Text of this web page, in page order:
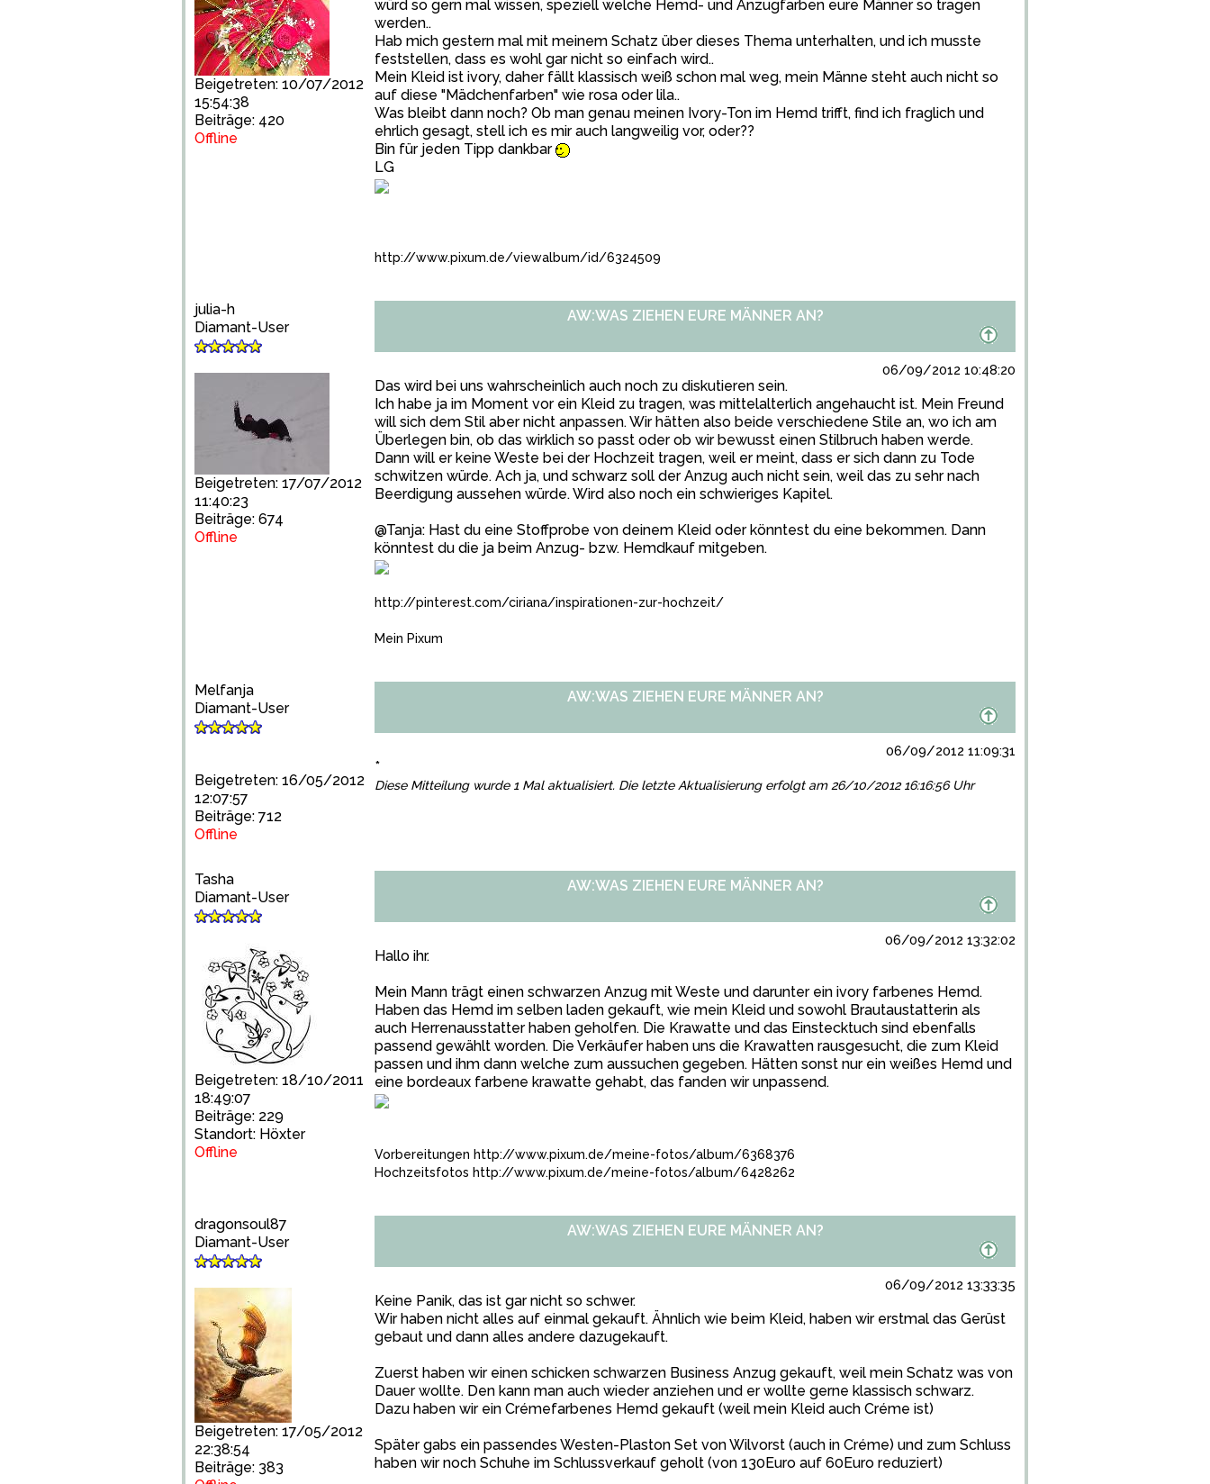
Beigetreten: 10/07/2012
15:54:38
Beiträge: 420
Offline
würd so gern mal wissen, speziell welche Hemd- und Anzugfarben eure Männer so tragen
werden..
Hab mich gestern mal mit meinem Schatz über dieses Thema unterhalten, und ich musste
feststellen, dass es wohl gar nicht so einfach wird..
Mein Kleid ist ivory, daher fällt klassisch weiß schon mal weg, mein Männe steht auch nicht so
auf diese "Mädchenfarben" wie rosa oder lila..
Was bleibt dann noch? Ob man genau meinen Ivory-Ton im Hemd trifft, find ich fraglich und
ehrlich gesagt, stell ich es mir auch langweilig vor, oder??
Bin für jeden Tipp dankbar
LG
http://www.pixum.de/viewalbum/id/6324509
julia-h
Diamant-User
Beigetreten: 17/07/2012
11:40:23
Beiträge: 674
Offline
AW:WAS ZIEHEN EURE MÄNNER AN?
06/09/2012 10:48:20
Das wird bei uns wahrscheinlich auch noch zu diskutieren sein.
Ich habe ja im Moment vor ein Kleid zu tragen, was mittelalterlich angehaucht ist. Mein Freund
will sich dem Stil aber nicht anpassen. Wir hätten also beide verschiedene Stile an, wo ich am
Überlegen bin, ob das wirklich so passt oder ob wir bewusst einen Stilbruch haben werde.
Dann will er keine Weste bei der Hochzeit tragen, weil er meint, dass er sich dann zu Tode
schwitzen würde. Ach ja, und schwarz soll der Anzug auch nicht sein, weil das zu sehr nach
Beerdigung aussehen würde. Wird also noch ein schwieriges Kapitel.
@Tanja: Hast du eine Stoffprobe von deinem Kleid oder könntest du eine bekommen. Dann
könntest du die ja beim Anzug- bzw. Hemdkauf mitgeben.
http://pinterest.com/ciriana/inspirationen-zur-hochzeit/
Mein Pixum
Melfanja
Diamant-User
Beigetreten: 16/05/2012
12:07:57
Beiträge: 712
Offline
AW:WAS ZIEHEN EURE MÄNNER AN?
06/09/2012 11:09:31
*
Diese Mitteilung wurde 1 Mal aktualisiert. Die letzte Aktualisierung erfolgt am 26/10/2012 16:16:56 Uhr
Tasha
Diamant-User
Beigetreten: 18/10/2011
18:49:07
Beiträge: 229
Standort: Höxter
Offline
AW:WAS ZIEHEN EURE MÄNNER AN?
06/09/2012 13:32:02
Hallo ihr.
Mein Mann trägt einen schwarzen Anzug mit Weste und darunter ein ivory farbenes Hemd.
Haben das Hemd im selben laden gekauft, wie mein Kleid und sowohl Brautaustatterin als
auch Herrenausstatter haben geholfen. Die Krawatte und das Einstecktuch sind ebenfalls
passend gewählt worden. Die Verkäufer haben uns die Krawatten rausgesucht, die zum Kleid
passen und ihm dann welche zum aussuchen gegeben. Hätten sonst nur ein weißes Hemd und
eine bordeaux farbene krawatte gehabt, das fanden wir unpassend.
Vorbereitungen http://www.pixum.de/meine-fotos/album/6368376
Hochzeitsfotos http://www.pixum.de/meine-fotos/album/6428262
dragonsoul87
Diamant-User
Beigetreten: 17/05/2012
22:38:54
Beiträge: 383
AW:WAS ZIEHEN EURE MÄNNER AN?
06/09/2012 13:33:35
Keine Panik, das ist gar nicht so schwer.
Wir haben nicht alles auf einmal gekauft. Ähnlich wie beim Kleid, haben wir erstmal das Gerüst
gebaut und dann alles andere dazugekauft.
Zuerst haben wir einen schicken schwarzen Business Anzug gekauft, weil mein Schatz was von
Dauer wollte. Den kann man auch wieder anziehen und er wollte gerne klassisch schwarz.
Dazu haben wir ein Crémefarbenes Hemd gekauft (weil mein Kleid auch Créme ist)
Später gabs ein passendes Westen-Plaston Set von Wilvorst (auch in Créme) und zum Schluss
haben wir noch Schuhe im Schlussverkauf geholt (von 130Euro auf 60Euro reduziert)